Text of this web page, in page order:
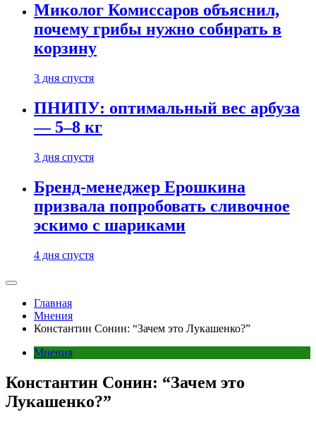
Миколог Комиссаров объяснил,
почему грибы нужно собирать в
корзину
3 дня спустя
ПНИПУ: оптимальный вес арбуза
— 5–8 кг
3 дня спустя
Бренд-менеджер Ерошкина
призвала попробовать сливочное
эскимо с шариками
4 дня спустя
Главная
Мнения
Константин Сонин: “Зачем это Лукашенко?”
Мнения
Константин Сонин: “Зачем это
Лукашенко?”